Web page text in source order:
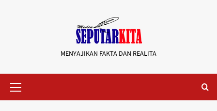
MENYAJIKAN FAKTA DAN REALITA
Menu